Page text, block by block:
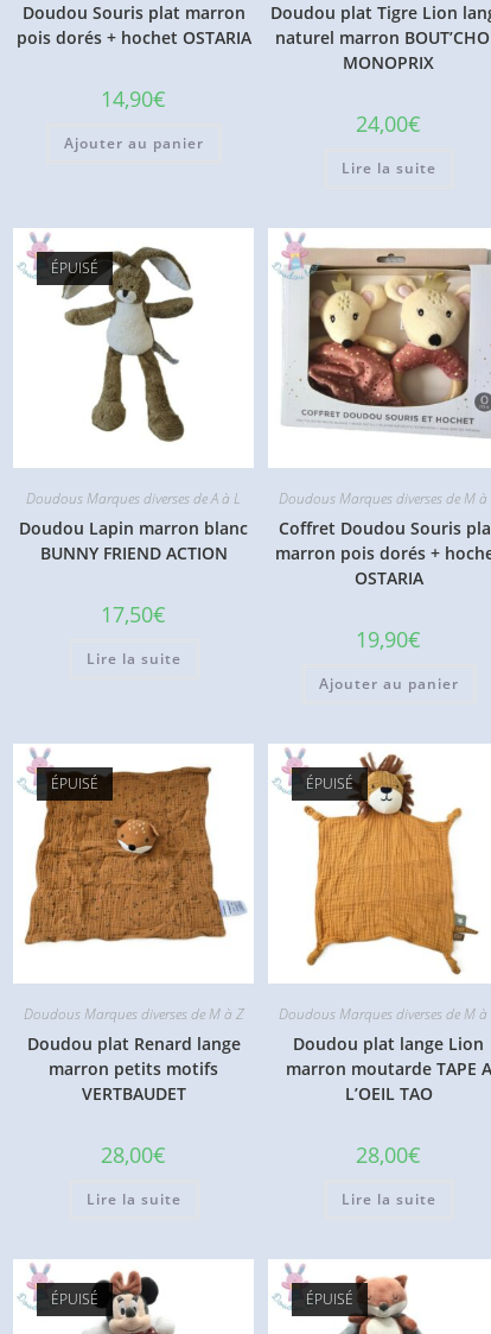
Doudou Souris plat marron
pois dorés + hochet OSTARIA
14,90€
Ajouter au panier
Doudou plat Tigre Lion
naturel marron
MONOPRIX
24,00€
Lire la suite
ÉPUISÉ
Doudous Marques diverses de A à L
Doudou Lapin marron blanc
BUNNY FRIEND ACTION
17,50€
Lire la suite
Doudous Marques diverses de M à
Coffret Doudou Souris
marron pois dorés +
OSTARIA
19,90€
Ajouter au panier
ÉPUISÉ
Doudous Marques diverses de M à Z
Doudou plat Renard lange
marron petits motifs
VERTBAUDET
28,00€
Lire la suite
ÉPUISÉ
Doudous Marques diverses de M à
Doudou plat lange Lion
marron moutarde TAPE A
L’OEIL TAO
28,00€
Lire la suite
ÉPUISÉ ÉPUISÉ